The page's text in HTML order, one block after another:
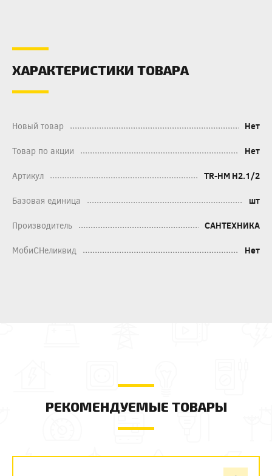
ХАРАКТЕРИСТИКИ ТОВАРА
Новый товар Нет
Товар по акции Нет
Артикул TR-HM H2.1/2
Базовая единица шт
Производитель САНТЕХНИКА
МобиСНеликвид Нет
РЕКОМЕНДУЕМЫЕ ТОВАРЫ